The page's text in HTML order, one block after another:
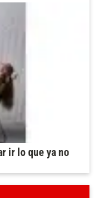
ir lo que ya no